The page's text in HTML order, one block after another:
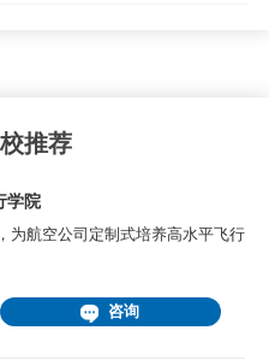
推荐
学院
为航空公司定制式培养高水平飞行
咨询